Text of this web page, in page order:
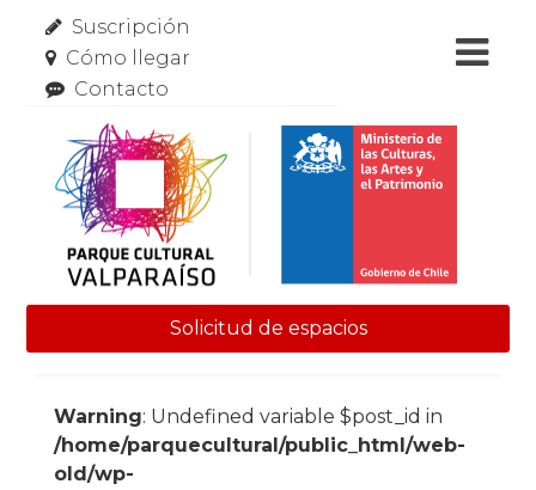
Suscripción
Cómo llegar
Contacto
Solicitud de espacios
Warning: Undefined variable $post_id in
/home/parquecultural/public_html/web-
old/wp-